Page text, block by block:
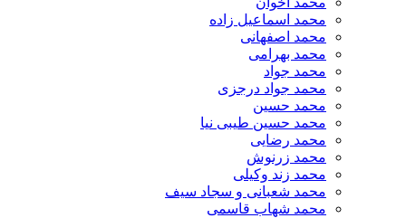
محمد اسماعیل زاده
محمد اصفهانی
محمد بهرامی
محمد جواد
محمد جواد درجزی
محمد حسین
محمد حسین طیبی نیا
محمد رضایی
محمد زرنوش
محمد زند وکیلی
محمد شعبانی و سجاد سیف
محمد شهاب قاسمی